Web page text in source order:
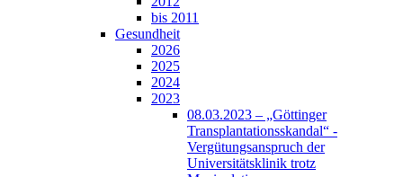
bis 2011
Gesundheit
2026
2025
2024
2023
08.03.2023 – „Göttinger
Transplantationsskandal“ -
Vergütungsanspruch der
Universitätsklinik trotz